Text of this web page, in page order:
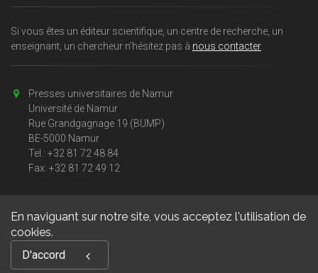
En naviguant sur notre site, vous acceptez l'utilisation de
cookies.
D'accord
Si vous êtes un éditeur scientifique, un centre de recherche, un
enseignant, un chercheur n'hésitez pas à nous contacter
Presses universitaires de Namur
Université de Namur
Rue Grandgagnage 19 (BUMP)
BE-5000 Namur
Tel.: +32 81 72 48 84
Fax: +32 81 72 49 12